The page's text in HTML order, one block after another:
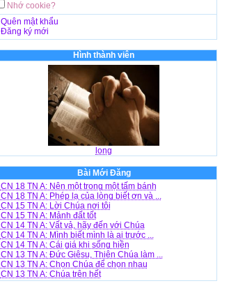
Nhớ cookie?
Quên mật khẩu
Đăng ký mới
Hình thành viên
long
Bài Mới Đăng
CN 18 TN A: Nên một trong một tấm bánh
CN 18 TN A: Phép lạ của lòng biết ơn và ...
CN 15 TN A: Lời Chúa nơi tôi
CN 15 TN A: Mảnh đất tốt
CN 14 TN A: Vất vả, hãy đến với Chúa
CN 14 TN A: Mình biết mình là ai trước ...
CN 14 TN A: Cái giá khi sống hiền
CN 13 TN A: Đức Giêsu, Thiên Chúa làm ...
CN 13 TN A: Chọn Chúa để chọn nhau
CN 13 TN A: Chúa trên hết